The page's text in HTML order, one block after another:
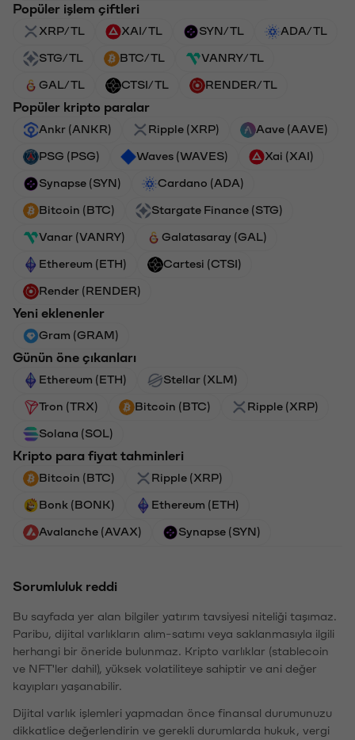
Popüler işlem çiftleri
XRP/TL XAI/TL SYN/TL ADA/TL
STG/TL BTC/TL VANRY/TL
GAL/TL CTSI/TL RENDER/TL
Popüler kripto paralar
Ankr (ANKR) Ripple (XRP) Aave (AAVE)
PSG (PSG) Waves (WAVES) Xai (XAI)
Synapse (SYN) Cardano (ADA)
Bitcoin (BTC) Stargate Finance (STG)
Vanar (VANRY) Galatasaray (GAL)
Ethereum (ETH) Cartesi (CTSI)
Render (RENDER)
Yeni eklenenler
Gram (GRAM)
Günün öne çıkanları
Ethereum (ETH) Stellar (XLM)
Tron (TRX) Bitcoin (BTC) Ripple (XRP)
Solana (SOL)
Kripto para fiyat tahminleri
Bitcoin (BTC) Ripple (XRP)
Bonk (BONK) Ethereum (ETH)
Avalanche (AVAX) Synapse (SYN)
Sorumluluk reddi
Bu sayfada yer alan bilgiler yatırım tavsiyesi niteliği taşımaz.
Paribu, dijital varlıkların alım-satımı veya saklanmasıyla ilgili
herhangi bir öneride bulunmaz. Kripto varlıklar (stablecoin
ve NFT'ler dahil), yüksek volatiliteye sahiptir ve ani değer
kayıpları yaşanabilir.
Dijital varlık işlemleri yapmadan önce finansal durumunuzu
dikkatlice değerlendirin ve gerekli durumlarda hukuk, vergi